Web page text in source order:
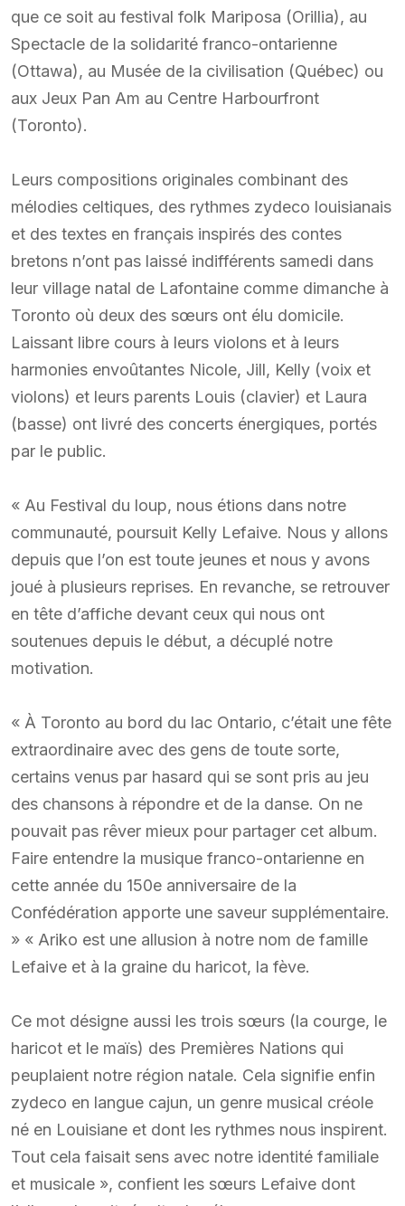
que ce soit au festival folk Mariposa (Orillia), au
Spectacle de la solidarité franco-ontarienne
(Ottawa), au Musée de la civilisation (Québec) ou
aux Jeux Pan Am au Centre Harbourfront
(Toronto).
Leurs compositions originales combinant des
mélodies celtiques, des rythmes zydeco louisianais
et des textes en français inspirés des contes
bretons n’ont pas laissé indifférents samedi dans
leur village natal de Lafontaine comme dimanche à
Toronto où deux des sœurs ont élu domicile.
Laissant libre cours à leurs violons et à leurs
harmonies envoûtantes Nicole, Jill, Kelly (voix et
violons) et leurs parents Louis (clavier) et Laura
(basse) ont livré des concerts énergiques, portés
par le public.
« Au Festival du loup, nous étions dans notre
communauté, poursuit Kelly Lefaive. Nous y allons
depuis que l’on est toute jeunes et nous y avons
joué à plusieurs reprises. En revanche, se retrouver
en tête d’affiche devant ceux qui nous ont
soutenues depuis le début, a décuplé notre
motivation.
« À Toronto au bord du lac Ontario, c’était une fête
extraordinaire avec des gens de toute sorte,
certains venus par hasard qui se sont pris au jeu
des chansons à répondre et de la danse. On ne
pouvait pas rêver mieux pour partager cet album.
Faire entendre la musique franco-ontarienne en
cette année du 150e anniversaire de la
Confédération apporte une saveur supplémentaire.
»​ « Ariko est une allusion à notre nom de famille
Lefaive et à la graine du haricot, la fève.
Ce mot désigne aussi les trois sœurs (la courge, le
haricot et le maïs) des Premières Nations qui
peuplaient notre région natale. Cela signifie enfin
zydeco en langue cajun, un genre musical créole
né en Louisiane et dont les rythmes nous inspirent.
Tout cela faisait sens avec notre identité familiale
et musicale », confient les sœurs Lefaive dont